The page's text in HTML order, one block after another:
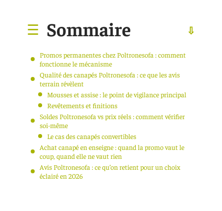
Sommaire
Promos permanentes chez Poltronesofa : comment
fonctionne le mécanisme
Qualité des canapés Poltronesofa : ce que les avis
terrain révèlent
Mousses et assise : le point de vigilance principal
Revêtements et finitions
Soldes Poltronesofa vs prix réels : comment vérifier
soi-même
Le cas des canapés convertibles
Achat canapé en enseigne : quand la promo vaut le
coup, quand elle ne vaut rien
Avis Poltronesofa : ce qu’on retient pour un choix
éclairé en 2026